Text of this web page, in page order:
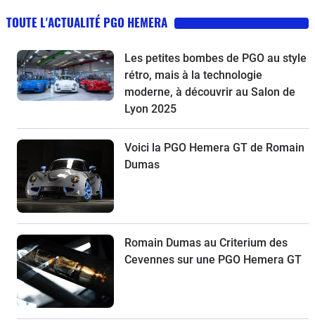
TOUTE L'ACTUALITÉ PGO HEMERA
Les petites bombes de PGO au style
rétro, mais à la technologie
moderne, à découvrir au Salon de
Lyon 2025
Voici la PGO Hemera GT de Romain
Dumas
Romain Dumas au Criterium des
Cevennes sur une PGO Hemera GT